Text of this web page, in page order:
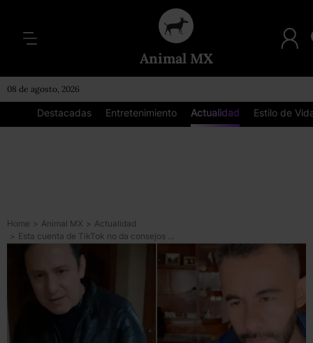
Animal MX
08 de agosto, 2026
Destacadas Entretenimiento Actualidad Estilo de
Home > Animal MX > Actualidad
>
Esta cuenta de TikTok no da consejos para ligar, *más bien promueve el machismo*